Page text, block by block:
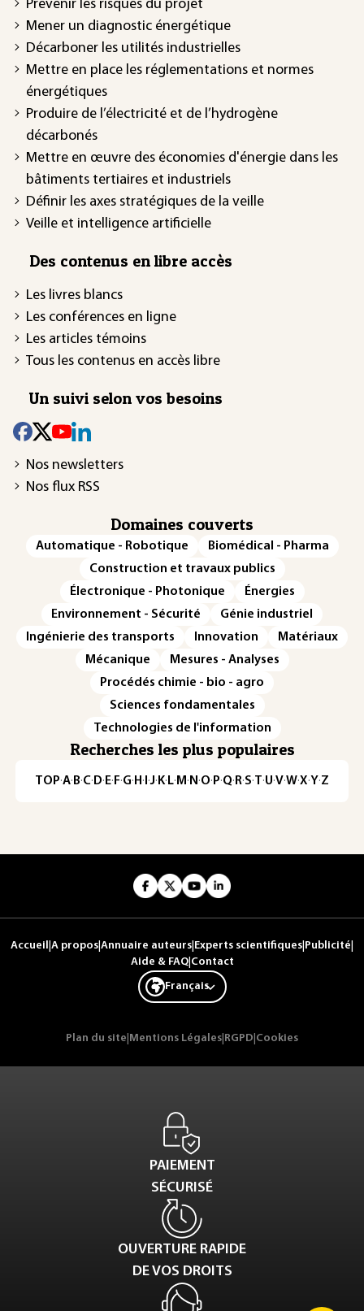
Prévenir les risques du projet
Mener un diagnostic énergétique
Décarboner les utilités industrielles
Mettre en place les réglementations et normes
énergétiques
Produire de l’électricité et de l’hydrogène
décarbonés
Mettre en œuvre des économies d'énergie dans les
bâtiments tertiaires et industriels
Définir les axes stratégiques de la veille
Veille et intelligence artificielle
Des contenus en libre accès
Les livres blancs
Les conférences en ligne
Les articles témoins
Tous les contenus en accès libre
Un suivi selon vos besoins
Nos newsletters
Nos flux RSS
Domaines couverts
Automatique - Robotique
Biomédical - Pharma
Construction et travaux publics
Électronique - Photonique
Énergies
Environnement - Sécurité
Génie industriel
Ingénierie des transports
Innovation
Matériaux
Mécanique
Mesures - Analyses
Procédés chimie - bio - agro
Sciences fondamentales
Technologies de l'information
Recherches les plus populaires
TOP·A·B·C· D· E· F·G· H · ·J· K· L· M · N ·O· P·Q· R·S·T·U·V·W·X·Y·Z
Accueil A propos Annuaire auteurs Experts scientifiques Publicité
Aide & FAQ| Contact
Français
Plan du site Mentions Légales RGPD Cookies
PAIEMENT
SÉCURISÉ
OUVERTURE RAPIDE
DE VOS DROITS